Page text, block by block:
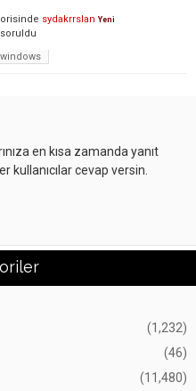
sydakrrslan Yeni
soruldu
en kısa zamanda yanıt
kullanıcılar cevap versin.
(1,232)
(46)
(11,480)